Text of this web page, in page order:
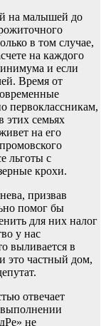
на малышей до
в том случае,
на каждого
и если
Время от
первоклассникам,
этих семьях
на его
льготы с
крохи.
призвав
помог бы
для них налог
у нас
выливается в
это частный дом,
отвечает
не